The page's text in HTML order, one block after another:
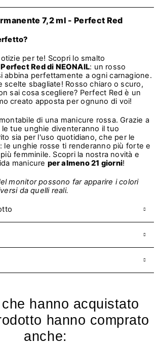
7,2 ml - Perfect Red
per te! Scopri lo smalto
Perfect Red di NEONAIL: un rosso
abbina perfettamente a ogni carnagione.
scelte sbagliate! Rosso chiaro o scuro,
sai cosa scegliere? Perfect Red è un
creato apposta per ognuno di voi!
di una manicure rossa. Grazie a
tue unghie diventeranno il tuo
sia per l'uso quotidiano, che per le
le unghie rosse ti renderanno più forte e
femminile. Scopri la nostra novità e
manicure per almeno 21 giorni!
monitor possono far apparire i colori
da quelli reali.
hanno acquistato
hanno comprato
anche: